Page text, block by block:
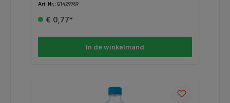
op 130 meter onder het aardoppervlak en wordt
Art. Nr.: Q1429769
€ 0,77*
In de winkelmand